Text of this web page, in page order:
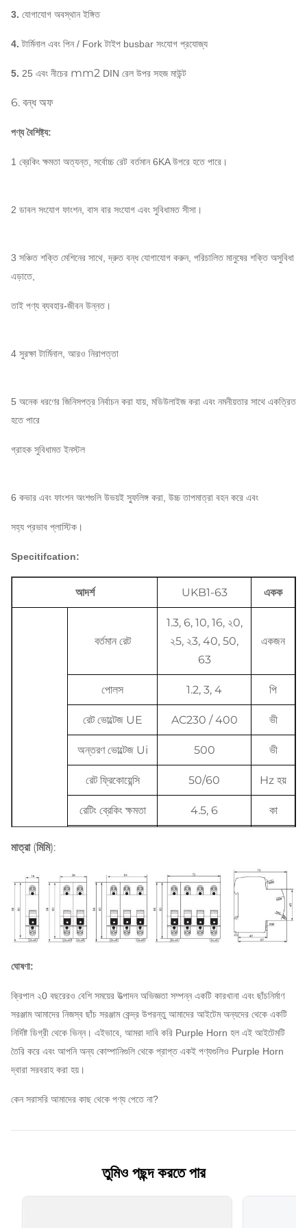
3. যোগাযোগ অবস্থান ইঙ্গিত
4. টার্মিনাল এবং পিন / Fork টাইপ busbar সংযোগ প্রযোজ্য
5. 25 এবং নীচের mm2 DIN রেল উপর সহজ মাউন্ট
6. বন্ধ অফ
পণ্য বৈশিষ্ট্য:
1 ব্রেকিং ক্ষমতা অত্যন্ত, সর্বোচ্চ রেট বর্তমান 6KA উপরে হতে পারে।
2 ডাবল সংযোগ ফাংশন, বাস বার সংযোগ এবং সুবিধামত সীসা।
3 সঞ্চিত শক্তি মেশিনের সাথে, দ্রুত বন্ধ যোগাযোগ করুন, পরিচালিত মানুষের শক্তি অসুবিধা
এড়াতে,
তাই পণ্য ব্যবহার-জীবন উন্নত।
4 সুরক্ষা টার্মিনাল, আরও নিরাপত্তা
5 অনেক ধরণের জিনিসপত্র নির্বাচন করা যায়, মডিউলাইজ করা এবং নমনীয়তার সাথে একত্রিত
হতে পারে
গ্রাহক সুবিধামত ইনস্টল
6 কভার এবং ফাংশন অংশগুলি উভয়ই স্ফুলিঙ্গ করা, উচ্চ তাপমাত্রা বহন করে এবং
সহ্য প্রভাব প্লাস্টিক।
Specitifcation:
আদর্শ UKB1-63 একক
বৈশিষ্ট্য
বর্তমান রেট
1.3, 6, 10, 16, ২0,
২5, ২3, 40, 50,
63
একজন
পোলস 1.2, 3, 4 পি
রেট ভোল্টেজ UE AC230 / 400 ভী
অন্তরণ ভোল্টেজ Ui 500 ভী
রেট ফ্রিকোয়েন্সি 50/60 Hz হয়
রেটিং ব্রেকিং ক্ষমতা 4.5, 6 কা
প্রতিরোধ (1.2 /
50) Uimp
ইন্ডেক্স এ ডাইরেক্ট্রিক
টেস্ট ভোল্টেজ
দূষণ ডিগ্রী 2 /
থার্মোমা-চৌম্বক
রিলিজ চরিত্রগত
বি, সি, ডি
তাপ উপাদান সেটিং
জন্য রেফারেন্স
30 º C
মাত্রা (মিমি):
ঘোষণা:
ক্রিপাল ২0 বছরেরও বেশি সময়ের উত্পাদন অভিজ্ঞতা সম্পন্ন একটি কারখানা এবং ছাঁচনির্মাণ
সরঞ্জাম আমাদের নিজস্ব ছাঁচ সরঞ্জাম কেন্দ্র উপরন্তু আমাদের আইটেম অন্যদের থেকে একটি
নির্দিষ্ট ডিগ্রী থেকে ভিন্ন। এইভাবে, আমরা দাবি করি Purple Horn হল এই আইটেমটি
তৈরি করে এবং আপনি অন্য কোম্পানিগুলি থেকে প্রাপ্ত একই পণ্যগুলিও Purple Horn
দ্বারা সরবরাহ করা হয়।
কেন সরাসরি আমাদের কাছ থেকে পণ্য পেতে না?
তুমিও পছন্দ করতে পার